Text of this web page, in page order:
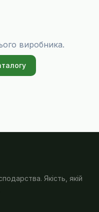
виробника.
Якість, якій